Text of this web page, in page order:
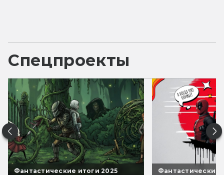
Спецпроекты
Фантастические итоги 2025 Фантастические